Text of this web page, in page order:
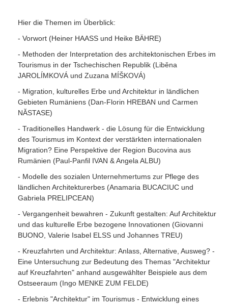
Hier die Themen im Überblick:
- Vorwort (Heiner HAASS und Heike BÄHRE)
- Methoden der Interpretation des architektonischen Erbes im
Tourismus in der Tschechischen Republik (Liběna
JAROLÍMKOVÁ und Zuzana MÍŠKOVÁ)
- Migration, kulturelles Erbe und Architektur in ländlichen
Gebieten Rumäniens (Dan-Florin HREBAN und Carmen
NĂSTASE)
- Traditionelles Handwerk - die Lösung für die Entwicklung
des Tourismus im Kontext der verstärkten internationalen
Migration? Eine Perspektive der Region Bucovina aus
Rumänien (Paul-Panfil IVAN & Angela ALBU)
- Modelle des sozialen Unternehmertums zur Pflege des
ländlichen Architekturerbes (Anamaria BUCACIUC und
Gabriela PRELIPCEAN)
- Vergangenheit bewahren - Zukunft gestalten: Auf Architektur
und das kulturelle Erbe bezogene Innovationen (Giovanni
BUONO, Valerie Isabel ELSS und Johannes TREU)
- Kreuzfahrten und Architektur: Anlass, Alternative, Ausweg? -
Eine Untersuchung zur Bedeutung des Themas "Architektur
auf Kreuzfahrten" anhand ausgewählter Beispiele aus dem
Ostseeraum (Ingo MENKE ZUM FELDE)
- Erlebnis "Architektur" im Tourismus - Entwicklung eines